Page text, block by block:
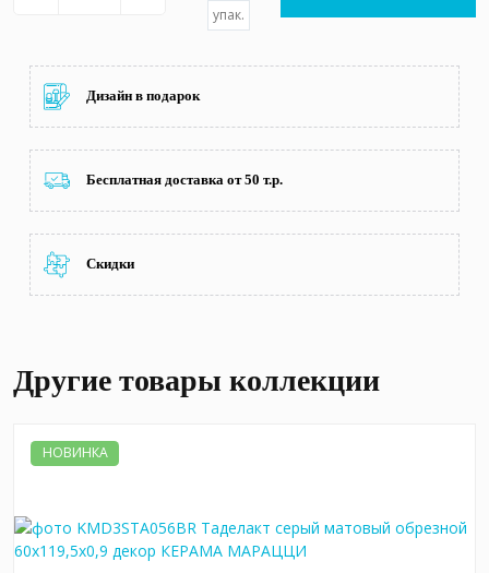
упак.
Дизайн в подарок
Бесплатная доставка от 50 т.р.
Скидки
Другие товары коллекции
НОВИНКА